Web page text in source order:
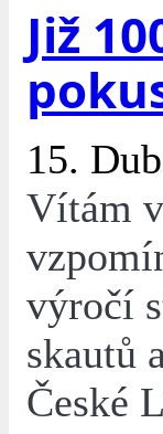
Již
15.
Vítám
výročí
skautů
České